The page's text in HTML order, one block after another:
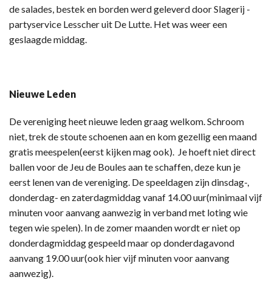
de salades, bestek en borden werd geleverd door Slagerij -
partyservice Lesscher uit De Lutte. Het was weer een
geslaagde middag.
Nieuwe Leden
De vereniging heet nieuwe leden graag welkom. Schroom
niet, trek de stoute schoenen aan en kom gezellig een maand
gratis meespelen(eerst kijken mag ook). Je hoeft niet direct
ballen voor de Jeu de Boules aan te schaffen, deze kun je
eerst lenen van de vereniging. De speeldagen zijn dinsdag-,
donderdag- en zaterdagmiddag vanaf 14.00 uur(minimaal vijf
minuten voor aanvang aanwezig in verband met loting wie
tegen wie spelen). In de zomer maanden wordt er niet op
donderdagmiddag gespeeld maar op donderdagavond
aanvang 19.00 uur(ook hier vijf minuten voor aanvang
aanwezig).